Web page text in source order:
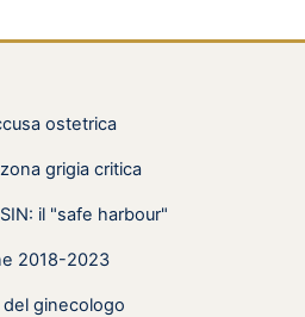
ostetrica
grigia critica
il "safe harbour"
2018-2023
ginecologo